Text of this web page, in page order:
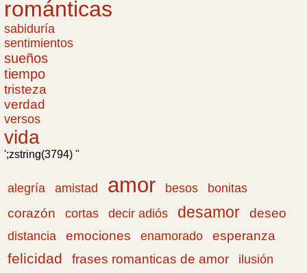
románticas
sabiduría
sentimientos
sueños
tiempo
tristeza
verdad
versos
vida
';zstring(3794) "
alegría amistad amor besos
bonitas
corazón
cortas decir adiós desamor deseo
distancia emociones enamorado esperanza
felicidad frases romanticas de amor ilusión